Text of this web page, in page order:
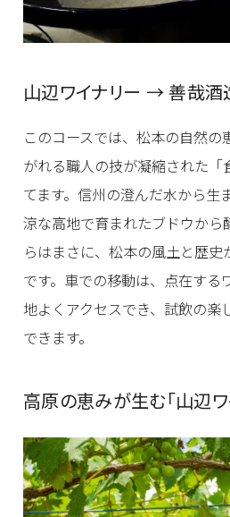
山辺ワイナリー → 善哉酒
このコースでは、松本の自然の
がれる職人の技が凝縮された「
てます。信州の澄んだ水から生
涼な高地で育まれたブドウから
らはまさに、松本の風土と歴
です。車での移動は、点在する
地よくアクセスでき、試飲の楽
できます。
高原の恵みが生む「山辺ワ